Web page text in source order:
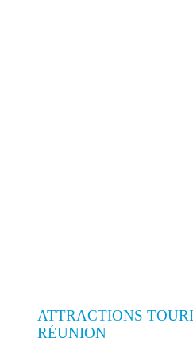
ATTRACTIONS
RÉUNION